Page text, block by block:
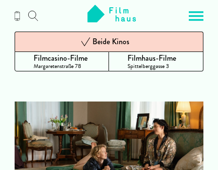
Inhalt
Filmcasino-Filme
Margaretenstraße 78
Beide Kinos
Filmhaus-Filme
Spittelberggasse 3